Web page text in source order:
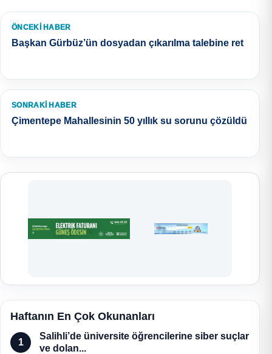
ÖNCEKI HABER
Başkan Gürbüz’ün dosyadan çıkarılma talebine ret
SONRAKI HABER
Çimentepe Mahallesinin 50 yıllık su sorunu çözüldü
Haftanın En Çok Okunanları
1
Salihli’de üniversite öğrencilerine siber suçlar
ve dolan...